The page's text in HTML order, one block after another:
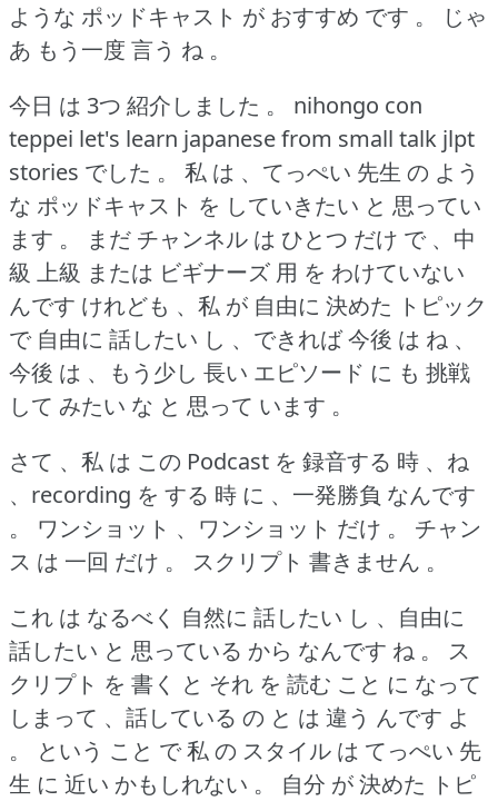
ような ポッドキャスト が おすすめ です 。
じゃ
あ もう一度 言う ね 。
今日 は 3つ 紹介しました 。
nihongo con
teppei let's learn japanese from small talk jlpt
stories でした 。
私 は 、てっぺい 先生 の よう
な ポッドキャスト を していきたい と 思ってい
ます 。
まだ チャンネル は ひとつ だけ で 、中
級 上級 または ビギナーズ 用 を わけていない
んです けれども 、私 が 自由に 決めた トピック
で 自由に 話したい し 、できれば 今後 は ね 、
今後 は 、もう少し 長い エピソード に も 挑戦
して みたい な と 思って います 。
さて 、私 は この Podcast を 録音する 時 、ね
、recording を する 時 に 、一発勝負 なんです
。
ワンショット 、ワンショット だけ 。
チャン
ス は 一回 だけ 。
スクリプト 書きません 。
これ は なるべく 自然に 話したい し 、自由に
話したい と 思っている から なんです ね 。
ス
クリプト を 書く と それ を 読む こと に なって
しまって 、話している の と は 違う んです よ
。
という こと で 私 の スタイル は てっぺい 先
生 に 近い かもしれない 。
自分 が 決めた トピ